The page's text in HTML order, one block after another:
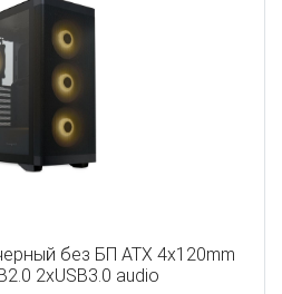
без БП ATX 4x120mm
2xUSB3.0 audio